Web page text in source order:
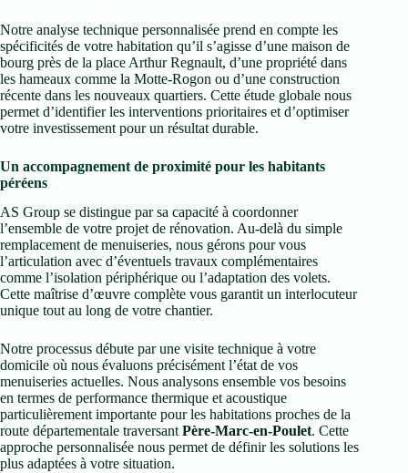
Notre analyse technique personnalisée prend en compte les
spécificités de votre habitation qu’il s’agisse d’une maison de
bourg près de la place Arthur Regnault, d’une propriété dans
les hameaux comme la Motte-Rogon ou d’une construction
récente dans les nouveaux quartiers. Cette étude globale nous
permet d’identifier les interventions prioritaires et d’optimiser
votre investissement pour un résultat durable.
Un accompagnement de proximité pour les habitants
péréens
AS Group se distingue par sa capacité à coordonner
l’ensemble de votre projet de rénovation. Au-delà du simple
remplacement de menuiseries, nous gérons pour vous
l’articulation avec d’éventuels travaux complémentaires
comme l’isolation périphérique ou l’adaptation des volets.
Cette maîtrise d’œuvre complète vous garantit un interlocuteur
unique tout au long de votre chantier.
Notre processus débute par une visite technique à votre
domicile où nous évaluons précisément l’état de vos
menuiseries actuelles. Nous analysons ensemble vos besoins
en termes de performance thermique et acoustique
particulièrement importante pour les habitations proches de la
route départementale traversant Père-Marc-en-Poulet. Cette
approche personnalisée nous permet de définir les solutions les
plus adaptées à votre situation.